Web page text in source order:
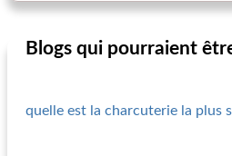
Blogs qui pourraient
quelle est la charcuterie la plus